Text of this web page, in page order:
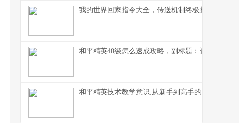
我的世界回家指令大全，传送机制终极指南
和平精英40级怎么速成攻略，副标题：资深玩家的
和平精英技术教学意识,从新手到高手的实战蜕变